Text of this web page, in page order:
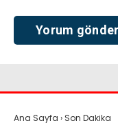
Ana Sayfa › Son Dakika